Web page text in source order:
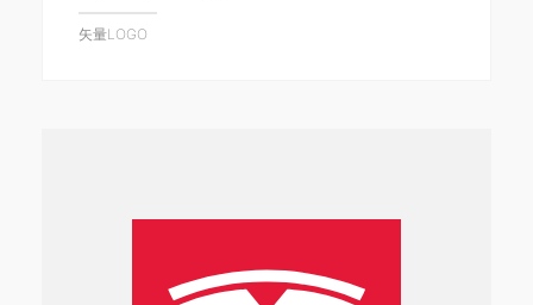
矢量LOGO